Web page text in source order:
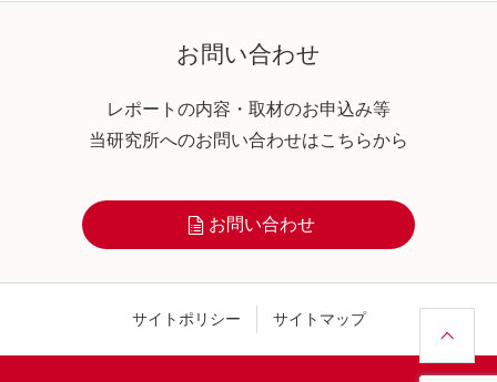
お問い合わせ
レポートの内容・取材のお申込み等
当研究所へのお問い合わせはこちらから
お問い合わせ
サイトポリシー サイトマップ